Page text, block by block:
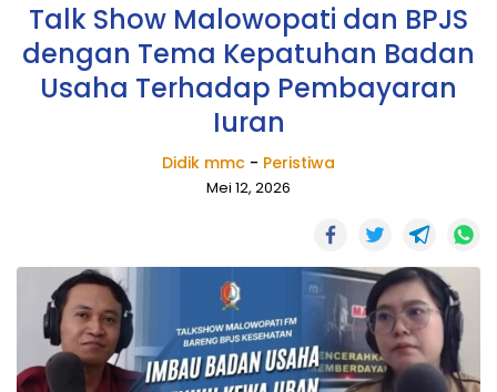
Talk Show Malowopati dan BPJS
dengan Tema Kepatuhan Badan
Usaha Terhadap Pembayaran
Iuran
Didik mmc - Peristiwa
Mei 12, 2026